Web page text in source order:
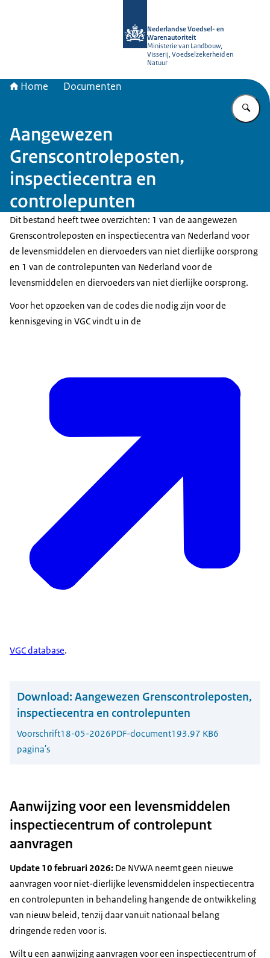
Nederlandse Voedsel- en
Warenautoriteit
Ministerie van Landbouw,
Visserij, Voedselzekerheid en
Natuur
Home Documenten
Aangewezen
Grenscontroleposten,
inspectiecentra en
controlepunten
Dit bestand heeft twee overzichten: 1 van de aangewezen
Grenscontroleposten en inspectiecentra van Nederland voor
de levensmiddelen en diervoeders van niet dierlijke oorsprong
en 1 van de controlepunten van Nederland voor de
levensmiddelen en diervoeders van niet dierlijke oorsprong.
Voor het opzoeken van de codes die nodig zijn voor de
kennisgeving in VGC vindt u in de
VGC database.
Download: Aangewezen Grenscontroleposten,
inspectiecentra en controlepunten
Voorschrift18-05-2026PDF-document193.97 KB6
pagina's
Aanwijzing voor een levensmiddelen
inspectiecentrum of controlepunt
aanvragen
Update 10 februari 2026: De NVWA neemt geen nieuwe
aanvragen voor niet-dierlijke levensmiddelen inspectiecentra
en controlepunten in behandeling hangende de ontwikkeling
van nieuw beleid, tenzij daar vanuit nationaal belang
dringende reden voor is.
Wilt u een aanwijzing aanvragen voor een inspectiecentrum of